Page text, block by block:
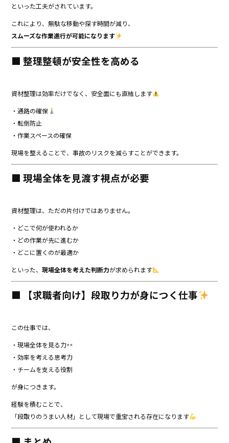
といった工夫がされています。
これにより、無駄な移動や探す時間が減り、
スムーズな作業進行が可能になります
■ 整理整頓が安全性を高める
資材整理は効率だけでなく、安全面にも直結します
・通路の確保
・転倒防止
・作業スペースの確保
現場を整えることで、事故のリスクを減らすことができます。
■ 現場全体を見渡す視点が必要
資材整理は、ただの片付けではありません。
・どこで何が使われるか
・どの作業が先に進むか
・どこに置くのが最適か
といった、現場全体を考えた判断力が求められます
■ 【求職者向け】段取り力が身につく仕事
この仕事では、
・現場全体を見る力
・効率を考える思考力
・チームを支える役割
が身につきます。
経験を積むことで、
「段取りのうまい人材」として現場で重宝される存在になります